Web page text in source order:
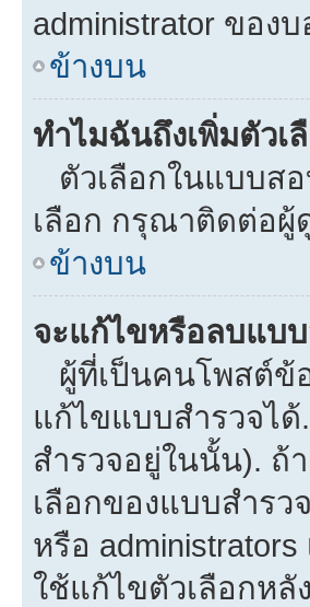
administrator ของ
ข้างบน
ทำไมฉันถึงเพิ่มตัว
ตัวเลือกในแบบส
เลือก กรุณาติดต่อผู้
ข้างบน
จะแก้ไขหรือลบแบบ
ผู้ที่เป็นคนโพสต์ข้อ
แก้ไขแบบสำรวจไ
สำรวจอยู่ในนั้น). ถ้
เลือกของแบบสำรว
หรือ
ใช้แก้ไขตัวเลือกห